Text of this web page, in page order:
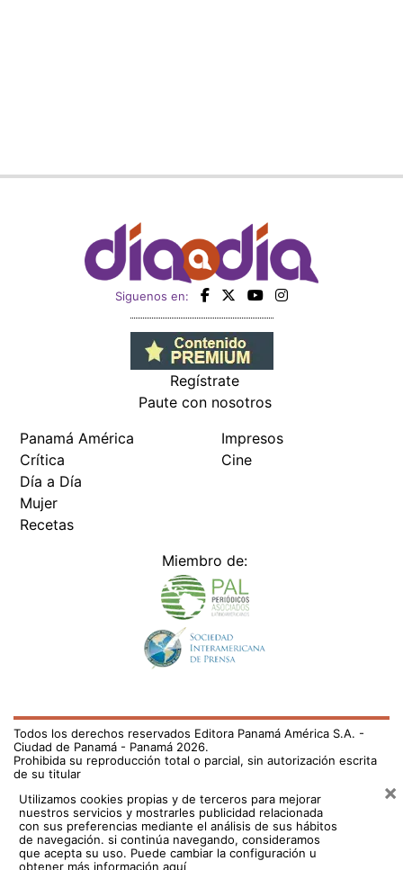
Siguenos en:
Regístrate
Paute con nosotros
Panamá América
Crítica
Día a Día
Mujer
Recetas
Impresos
Cine
Miembro de:
Todos los derechos reservados Editora Panamá América S.A. -
Ciudad de Panamá - Panamá 2026.
Prohibida su reproducción total o parcial, sin autorización escrita
de su titular
Utilizamos cookies propias y de terceros para mejorar
nuestros servicios y mostrarles publicidad relacionada
con sus preferencias mediante el análisis de sus hábitos
de navegación. si continúa navegando, consideramos
que acepta su uso. Puede cambiar la configuración u
obtener más información aquí
×